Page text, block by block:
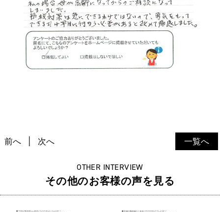
一覧へ
前へ 次へ
OTHER INTERVIEW
その他のお客様の声を見る